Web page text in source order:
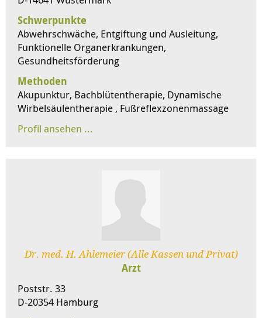
Schwerpunkte
Abwehrschwäche, Entgiftung und Ausleitung,
Funktionelle Organerkrankungen,
Gesundheitsförderung
Methoden
Akupunktur, Bachblütentherapie, Dynamische
Wirbelsäulentherapie , Fußreflexzonenmassage
Dr. med. H. Ahlemeier (Alle Kassen und Privat)
Arzt
Poststr. 33
D-20354 Hamburg